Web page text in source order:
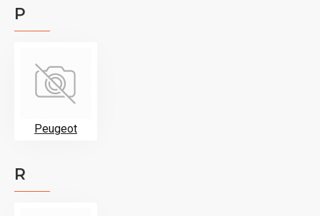
P
Peugeot
R